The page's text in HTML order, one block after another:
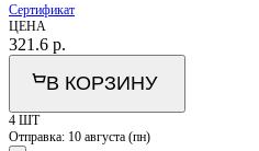
Сертификат
ЦЕНА
321.6 р.
В КОРЗИНУ
4 ШТ
Отправка: 10 августа (пн)